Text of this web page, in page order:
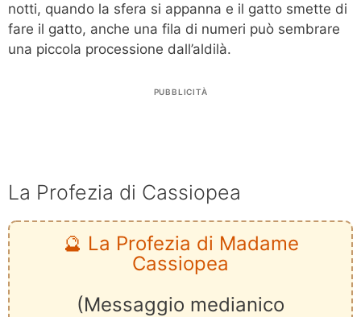
notti, quando la sfera si appanna e il gatto smette di
fare il gatto, anche una fila di numeri può sembrare
una piccola processione dall’aldilà.
PUBBLICITÀ
La Profezia di Cassiopea
🔮 La Profezia di Madame
Cassiopea
(Messaggio medianico